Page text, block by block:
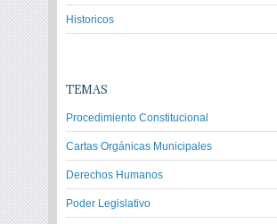
Historicos
TEMAS
Procedimiento Constitucional
Cartas Orgánicas Municipales
Derechos Humanos
Poder Legislativo